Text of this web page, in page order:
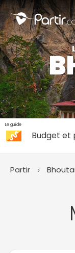
Le guide
Budget et
Partir
📍 Destinations
☀️ Où partir par
Juillet
Août